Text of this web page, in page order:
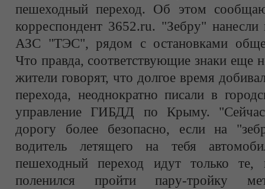
пешеходный переход. Об этом
корреспондент 3652.ru. "Зебру" нанесли
АЗС "ТЭС", рядом с остановками
Что правда, соответствующие знаки еще
жители говорят, что долгое время
перехода, неоднократно писали в
управление ГИБДД по Крыму.
дорогу более безопасно, если на
водитель летящего на тебя
пешеходный переход идут только
поленился пройти пару-тройку